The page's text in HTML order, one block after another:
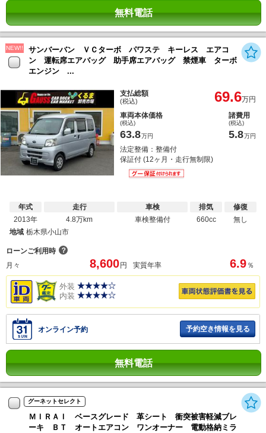
無料電話
NEW!!
サンバーバン ＶＣターボ パワステ キーレス エアコ
ン 運転席エアバッグ 助手席エアバッグ 禁煙車 ターボ
エンジン ...
支払総額
(税込) 69.6万円
車両本体価格
(税込)
63.8万円
諸費用
(税込)
5.8万円
法定整備：整備付
保証付 (12ヶ月・走行無制限)
年式
2013年
走行
4.8万km
車検
車検整備付
排気
660cc
修復
無し
地域 栃木県小山市
ローンご利用時 ？
月々
8,600 円 実質年率 6.9 ％
外装
内装
オンライン予約 予約空き情報を見る
無料電話
グーネットセレクト
ＭＩＲＡＩ ベースグレード 革シート 衝突被害軽減ブレ
ーキ ＢＴ オートエアコン ワンオーナー 電動格納ミラ